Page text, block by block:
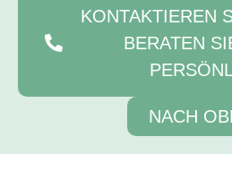
KONTAKTIEREN
BERATEN
NACH